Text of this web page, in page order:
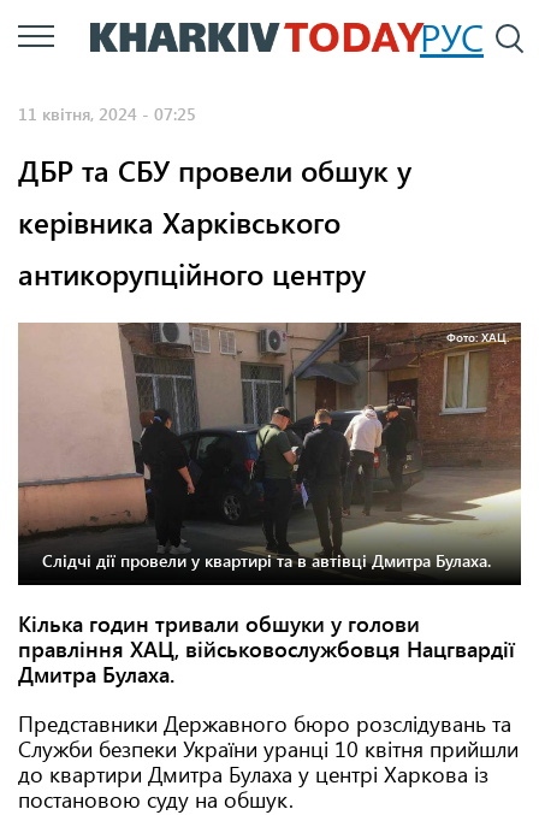
Перейти
до
РУС
11 квітня, 2024 - 07:25
ДБР та СБУ провели обшук у
керівника Харківського
антикорупційного центру
Фото: ХАЦ.
Слідчі дії провели у квартирі та в автівці Дмитра Булаха.
Кілька годин тривали обшуки у голови
правління ХАЦ, військовослужбовця Нацгвардії
Дмитра Булаха.
Представники Державного бюро розслідувань та
Служби безпеки України уранці 10 квітня прийшли
до квартири Дмитра Булаха у центрі Харкова із
постановою суду на обшук.